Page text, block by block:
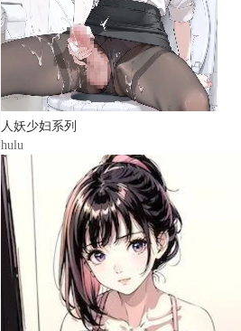
人妖少妇系列
hulu